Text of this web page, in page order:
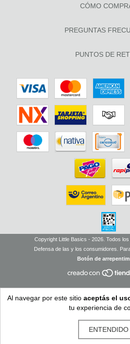
Al navegar por este sitio aceptás el
tu experiencia de
ENTENDIDO
CÓMO
PREGUNTAS
PUNTOS DE
Copyright Little Basics - 2026. Todos
Defensa de las y los consumidores.
Botón de